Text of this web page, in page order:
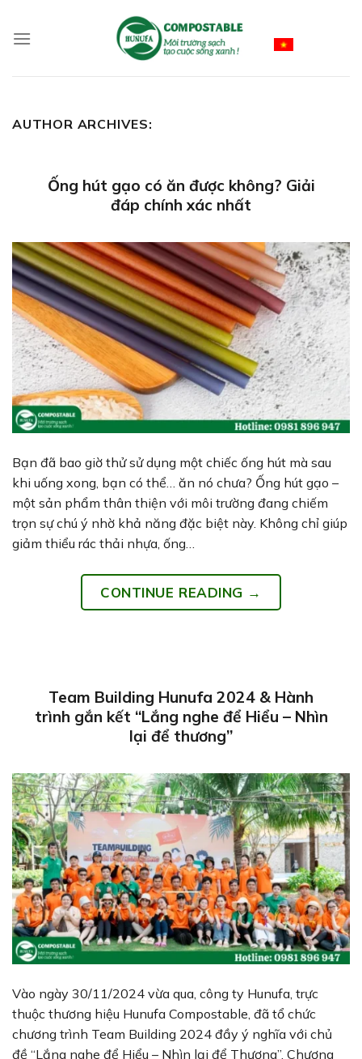
content
AUTHOR ARCHIVES:
Ống hút gạo có ăn được không? Giải
đáp chính xác nhất
Bạn đã bao giờ thử sử dụng một chiếc ống hút mà sau
khi uống xong, bạn có thể… ăn nó chưa? Ống hút gạo –
một sản phẩm thân thiện với môi trường đang chiếm
trọn sự chú ý nhờ khả năng đặc biệt này. Không chỉ giúp
giảm thiểu rác thải nhựa, ống…
CONTINUE READING →
Team Building Hunufa 2024 & Hành
trình gắn kết “Lắng nghe để Hiểu – Nhìn
lại để thương”
Vào ngày 30/11/2024 vừa qua, công ty Hunufa, trực
thuộc thương hiệu Hunufa Compostable, đã tổ chức
chương trình Team Building 2024 đầy ý nghĩa với chủ
đề “Lắng nghe để Hiểu – Nhìn lại để Thương”. Chương